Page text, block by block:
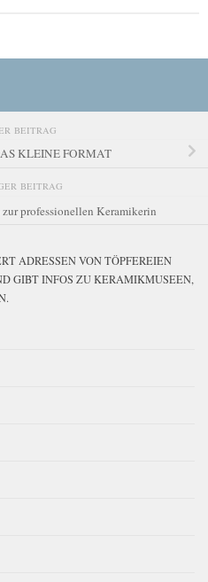
BEITRAG
KLEINE FORMAT
BEITRAG
professionellen Keramikerin
ADRESSEN VON TÖPFEREIEN
GIBT INFOS ZU KERAMIKMUSEEN,